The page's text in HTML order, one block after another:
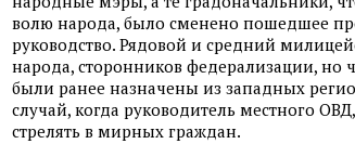
волю народа, было сменено пошедшее
руководство. Рядовой и средний
народа, сторонников федерализации, но
были ранее назначены из западных
случай, когда руководитель местного
стрелять в мирных граждан.